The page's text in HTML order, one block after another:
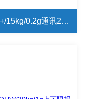
台衡惠尔邦QHW+/15kg/0.2g通讯232串口电子秤 惠尔邦QWH/15kg上下限报警电子秤